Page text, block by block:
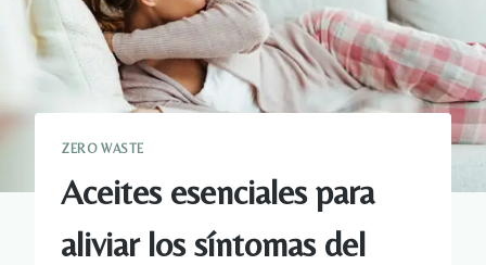
ZERO WASTE
Aceites esenciales para
aliviar los síntomas del